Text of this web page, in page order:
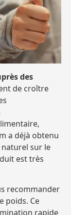
des
de croître
a déjà obtenu
sur le
est très
recommander
poids. Ce
rapide